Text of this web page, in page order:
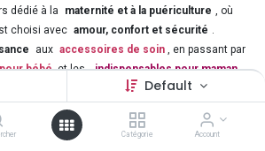
Default
Catégorie Account
dédié à la maternité et à la puériculture , où
choisi avec amour, confort et sécurité .
aux accessoires de soin , en passant par
bébé et les indispensables pour maman ,
à chaque étape de cette belle aventure.
mission est d’offrir aux parents des
produits de